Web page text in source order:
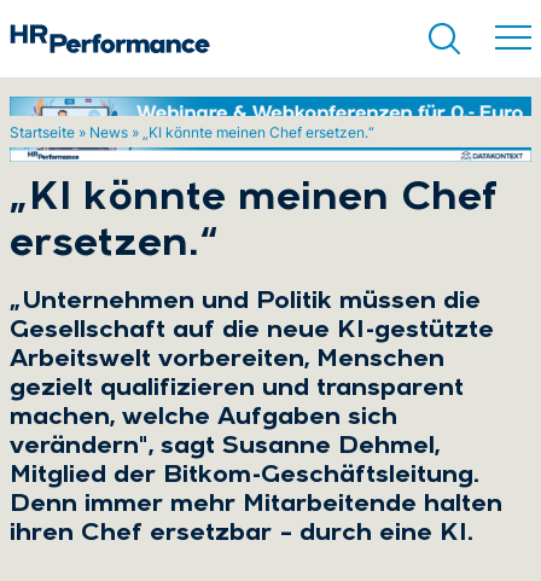
Startseite » News » „KI könnte meinen Chef ersetzen.“
„KI könnte meinen Chef
ersetzen.“
„Unternehmen und Politik müssen die
Gesellschaft auf die neue KI-gestützte
Arbeitswelt vorbereiten, Menschen
gezielt qualifizieren und transparent
machen, welche Aufgaben sich
verändern", sagt Susanne Dehmel,
Mitglied der Bitkom-Geschäftsleitung.
Denn immer mehr Mitarbeitende halten
ihren Chef ersetzbar – durch eine KI.